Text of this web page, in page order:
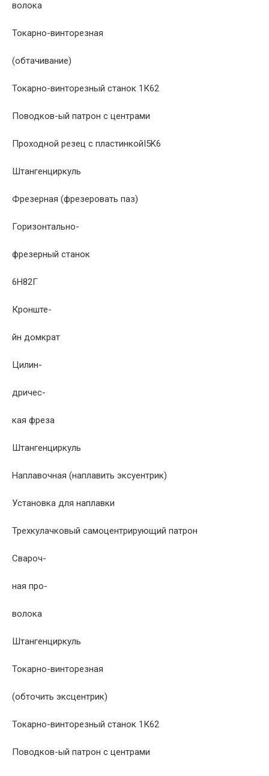
волока
Токарно-винторезная
(обтачивание)
Токарно-винторезный станок 1К62
Поводков-ый патрон с центрами
Проходной резец с пластинкойI5K6
Штангенциркуль
Фрезерная (фрезеровать паз)
Горизонтально-
фрезерный станок
6Н82Г
Кронште-
йн домкрат
Цилин-
дричес-
кая фреза
Штангенциркуль
Наплавочная (наплавить эксуентрик)
Установка для наплавки
Трехкулачковый самоцентрирующий патрон
Свароч-
ная про-
волока
Штангенциркуль
Токарно-винторезная
(обточить эксцентрик)
Токарно-винторезный станок 1К62
Поводков-ый патрон с центрами